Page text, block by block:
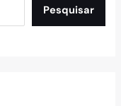
Pesquisar